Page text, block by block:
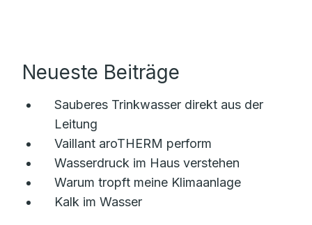
Neueste Beiträge
Sauberes Trinkwasser direkt aus der
Leitung
Vaillant aroTHERM perform
Wasserdruck im Haus verstehen
Warum tropft meine Klimaanlage
Kalk im Wasser